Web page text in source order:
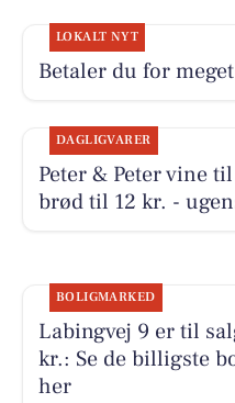
LOKALT NYT
Betaler du for
DAGLIGVARER
Peter & Peter vine
brød til 12 kr. -
BOLIGMARKED
Labingvej 9 er til
kr.: Se de billigste
her